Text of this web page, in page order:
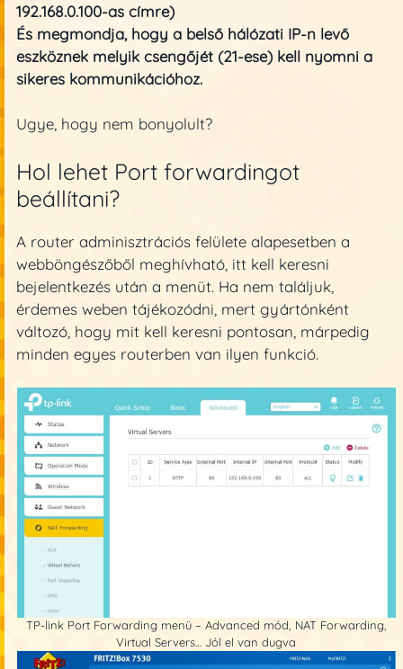
192.168.0.100-as címre)
És megmondja, hogy a belső hálózati IP-n levő
eszköznek melyik csengőjét (21-ese) kell nyomni a
sikeres kommunikációhoz.
Ugye, hogy nem bonyolult?
Hol lehet Port forwardingot
beállítani?
A router adminisztrációs felülete alapesetben a
webböngészőből meghívható, itt kell keresni
bejelentkezés után a menüt. Ha nem találjuk,
érdemes weben tájékozódni, mert gyártónként
változó, hogy mit kell keresni pontosan, márpedig
minden egyes routerben van ilyen funkció.
TP-link Port Forwarding menü – Advanced mód, NAT Forwarding,
Virtual Servers… Jól el van dugva